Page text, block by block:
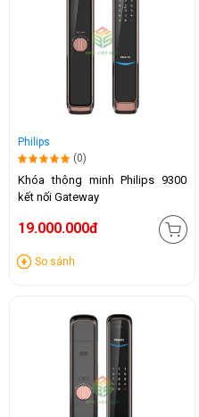
Philips
(0)
Khóa thông minh Philips 9300
kết nối Gateway
19.000.000đ
So sánh